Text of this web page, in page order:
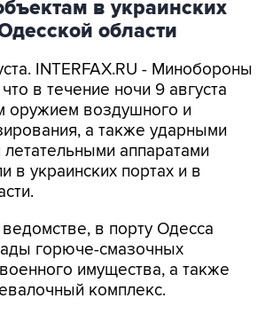
в украинских
области
INTERFAX.RU - Минобороны
в течение ночи 9 августа
оружием воздушного и
а также ударными
аппаратами
в украинских портах и в
в порту Одесса
горюче-смазочных
имущества, а также
комплекс.